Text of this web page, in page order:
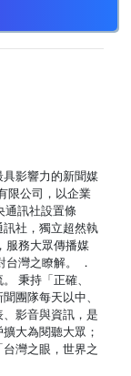
影響力的新聞媒
限公司，以企業
通訊社設置條
社，獨立超然執
服務大眾傳播媒
灣之瞭解。 ．
秉持「正確、
團隊每天以中、
影音與資訊，是
大為閱聽大眾；
灣之眼，世界之